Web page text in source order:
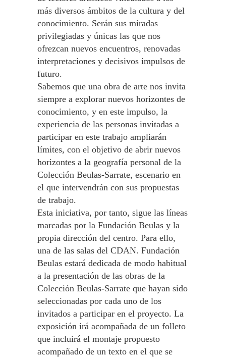
más diversos ámbitos de la cultura y del
conocimiento. Serán sus miradas
privilegiadas y únicas las que nos
ofrezcan nuevos encuentros, renovadas
interpretaciones y decisivos impulsos de
futuro.
Sabemos que una obra de arte nos invita
siempre a explorar nuevos horizontes de
conocimiento, y en este impulso, la
experiencia de las personas invitadas a
participar en este trabajo ampliarán
límites, con el objetivo de abrir nuevos
horizontes a la geografía personal de la
Colección Beulas-Sarrate, escenario en
el que intervendrán con sus propuestas
de trabajo.
Esta iniciativa, por tanto, sigue las líneas
marcadas por la Fundación Beulas y la
propia dirección del centro. Para ello,
una de las salas del CDAN. Fundación
Beulas estará dedicada de modo habitual
a la presentación de las obras de la
Colección Beulas-Sarrate que hayan sido
seleccionadas por cada uno de los
invitados a participar en el proyecto. La
exposición irá acompañada de un folleto
que incluirá el montaje propuesto
acompañado de un texto en el que se